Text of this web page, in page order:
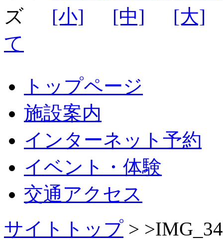
て
トップページ
施設案内
インターネット予約
イベント・体験
交通アクセス
サイトトップ > >